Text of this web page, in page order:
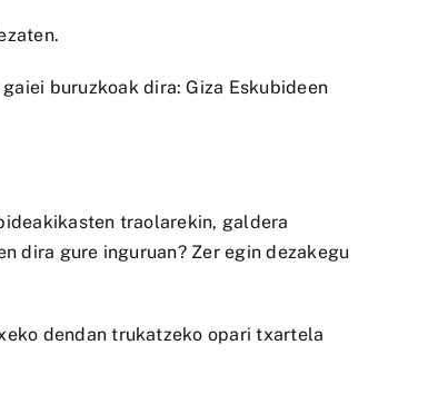
buruzkoak dira: Giza Eskubideen
traolarekin, galdera
dira gure inguruan? Zer egin dezakegu
dendan trukatzeko opari txartela